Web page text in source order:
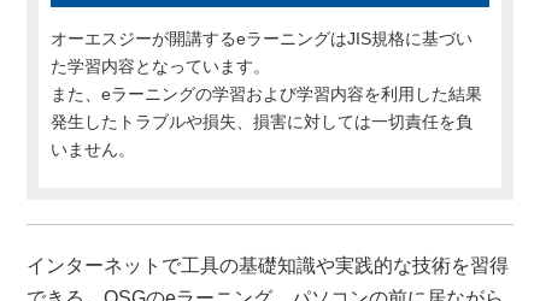
オーエスジーが開講するeラーニングはJIS規格に基づい
た学習内容となっています。
また、eラーニングの学習および学習内容を利用した結果
発生したトラブルや損失、損害に対しては一切責任を負
いません。
インターネットで工具の基礎知識や実践的な技術を習得